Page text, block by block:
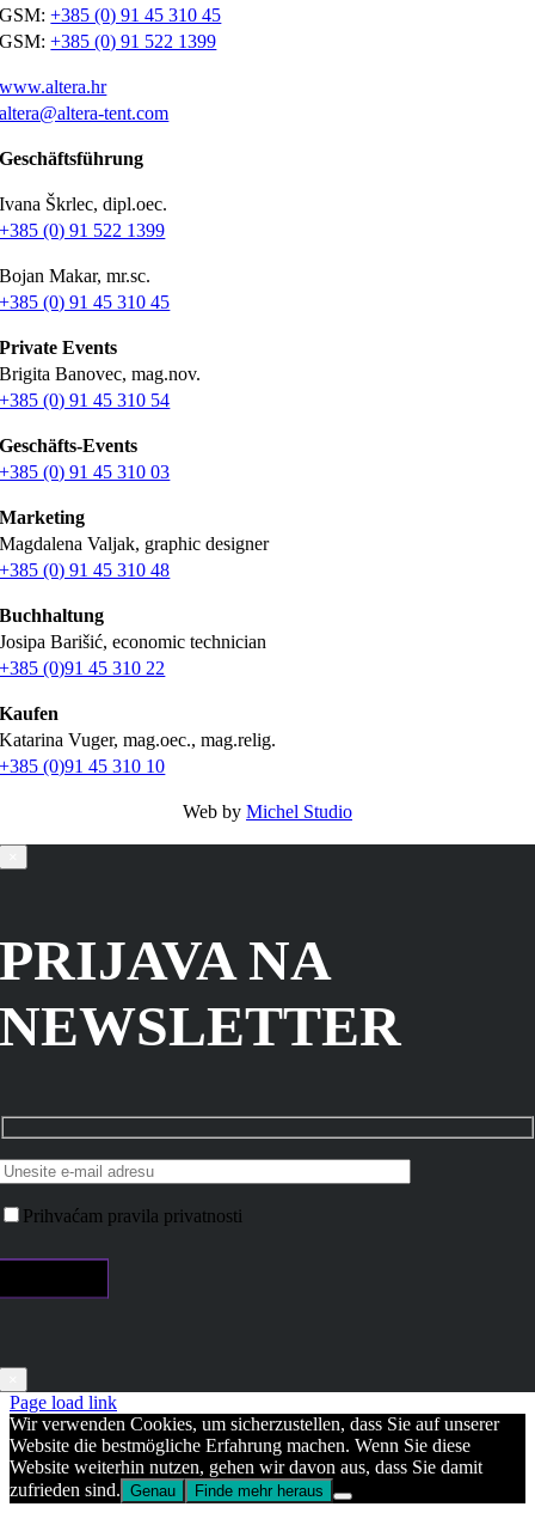
GSM:+385 (0) 91 45 310 45
GSM:+385 (0) 91 522 1399
www.altera.hr
altera@altera-tent.com
Geschäftsführung
Ivana Škrlec, dipl.oec.
+385 (0) 91 522 1399
Bojan Makar, mr.sc.
+385 (0) 91 45 310 45
Private Events
Brigita Banovec, mag.nov.
+385 (0) 91 45 310 54
Geschäfts-Events
+385 (0) 91 45 310 03
Marketing
Magdalena Valjak, graphic designer
+385 (0) 91 45 310 48
Buchhaltung
Josipa Barišić, economic technician
+385 (0)91 45 310 22
Kaufen
Katarina Vuger, mag.oec., mag.relig.
+385 (0)91 45 310 10
Web by Michel Studio
PRIJAVA NA
NEWSLETTER
Prihvaćam pravila privatnosti
Page load link
Wir verwenden Cookies, um sicherzustellen, dass Sie auf unserer
Website die bestmögliche Erfahrung machen. Wenn Sie diese
Website weiterhin nutzen, gehen wir davon aus, dass Sie damit
zufrieden sind. Genau Finde mehr heraus